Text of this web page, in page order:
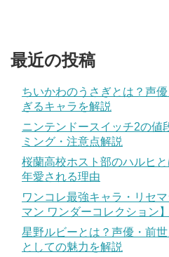
最近の投稿
ちいかわのうさぎとは？声
ぎるキャラを解説
ニンテンドースイッチ2の値
ミング・注意点解説
桜蘭高校ホスト部のハルヒ
年愛される理由
ワンコレ最強キャラ・リセ
マン ワンダーコレクション】
星野ルビーとは？声優・前
としての魅力を解説